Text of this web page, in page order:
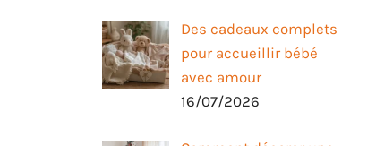
Des cadeaux complets
pour accueillir bébé
avec amour
16/07/2026